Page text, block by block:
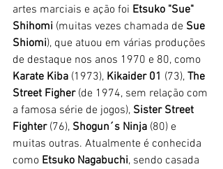
artes marciais e ação foi Etsuko "Sue"
Shihomi (muitas vezes chamada de Sue
Shiomi), que atuou em várias produções
de destaque nos anos 1970 e 80, como
Karate Kiba (1973), Kikaider 01 (73), The
Street Figher (de 1974, sem relação com
a famosa série de jogos), Sister Street
Fighter (76), Shogun´s Ninja (80) e
muitas outras. Atualmente é conhecida
como Etsuko Nagabuchi, sendo casada